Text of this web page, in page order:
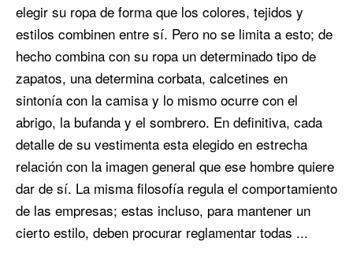
elegir su ropa de forma que los colores, tejidos y
estilos combinen entre sí. Pero no se limita a esto; de
hecho combina con su ropa un determinado tipo de
zapatos, una determina corbata, calcetines en
sintonía con la camisa y lo mismo ocurre con el
abrigo, la bufanda y el sombrero. En definitiva, cada
detalle de su vestimenta esta elegido en estrecha
relación con la imagen general que ese hombre quiere
dar de sí. La misma filosofía regula el comportamiento
de las empresas; estas incluso, para mantener un
cierto estilo, deben procurar reglamentar todas ...